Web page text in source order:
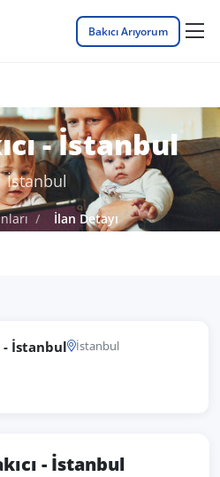
Bakıcı Arıyorum
- İstanbul
İlan Detayı
- İstanbul İstanbul
- İstanbul